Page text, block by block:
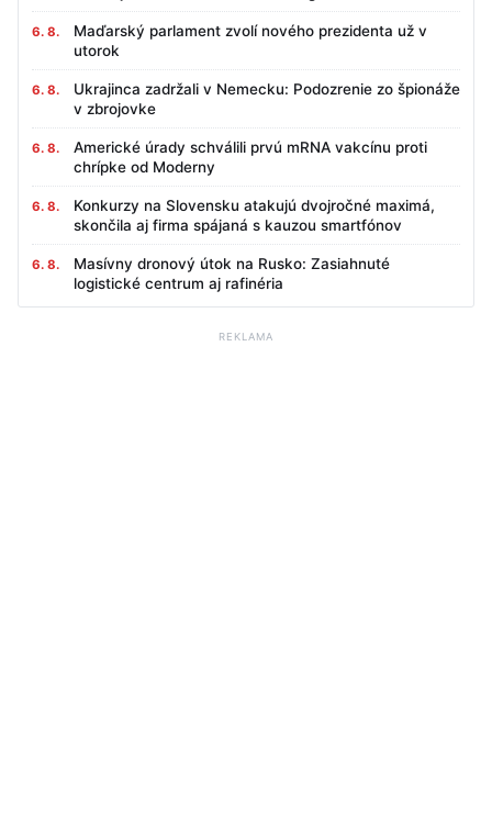
6. 8.
Maďarský parlament zvolí nového prezidenta už v
utorok
6. 8.
Ukrajinca zadržali v Nemecku: Podozrenie zo špionáže
v zbrojovke
6. 8.
Americké úrady schválili prvú mRNA vakcínu proti
chrípke od Moderny
6. 8.
Konkurzy na Slovensku atakujú dvojročné maximá,
skončila aj firma spájaná s kauzou smartfónov
6. 8.
Masívny dronový útok na Rusko: Zasiahnuté
logistické centrum aj rafinéria
REKLAMA